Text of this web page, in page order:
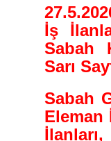
İş
Sabah
Sarı
Sabah
Eleman
İlanları,